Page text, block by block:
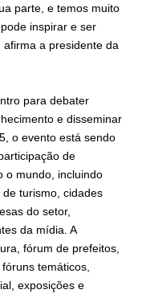
parte, e temos muito
inspirar e ser
afirma a presidente da
para debater
e disseminar
o evento está sendo
de
o mundo, incluindo
turismo, cidades
do setor,
da mídia. A
fórum de prefeitos,
temáticos,
exposições e